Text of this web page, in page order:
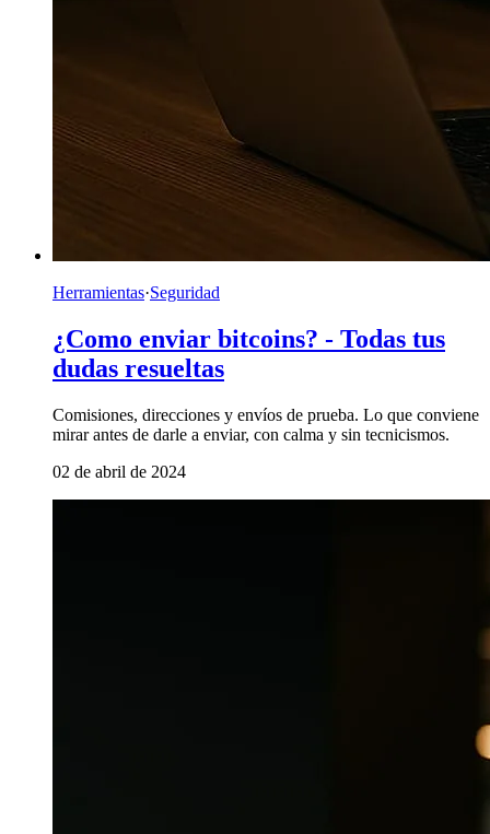
Herramientas·Seguridad
¿Como enviar bitcoins? - Todas tus
dudas resueltas
Comisiones, direcciones y envíos de prueba. Lo que conviene
mirar antes de darle a enviar, con calma y sin tecnicismos.
02 de abril de 2024